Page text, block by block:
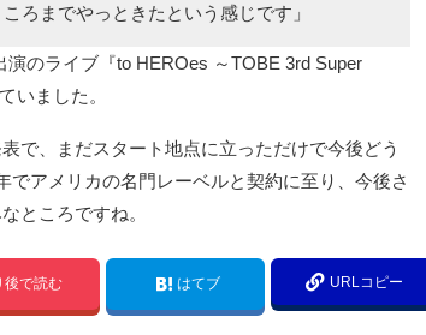
ろまでやっときたという感じです」
のライブ『to HEROes ～TOBE 3rd Super
いました。
で、まだスタート地点に立っただけで今後どう
アメリカの名門レーベルと契約に至り、今後さ
ところですね。
後で読む はてブ URLコピー